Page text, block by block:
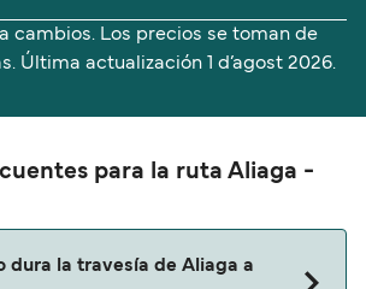
cambios. Los precios se toman de
Última actualización 1 d’agost 2026.
para la ruta Aliaga -
dura la travesía de Aliaga a